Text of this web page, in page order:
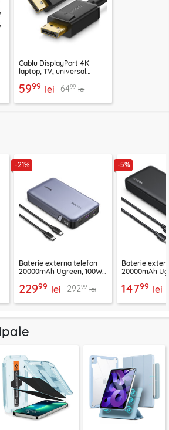
Cablu DisplayPort 4K
laptop, TV, universal
5999 lei 6499 lei
-21%
Baterie externa telefon
20000mAh Ugreen, 100W,
22999 lei 29299 lei
-5%
Baterie
20000mAh
14799 lei